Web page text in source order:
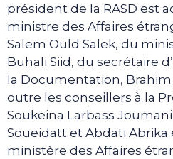
président de la RASD est
ministre des Affaires
Salem Ould Salek, du
Buhali Siid, du secrétaire
la Documentation,
outre les conseillers à la
Soukeina Larbass
Soueidatt et Abdati Abrika
ministère des Affaires